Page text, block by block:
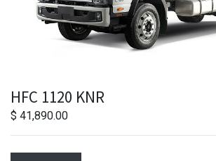
HFC 1120 KNR
$ 41,890.00